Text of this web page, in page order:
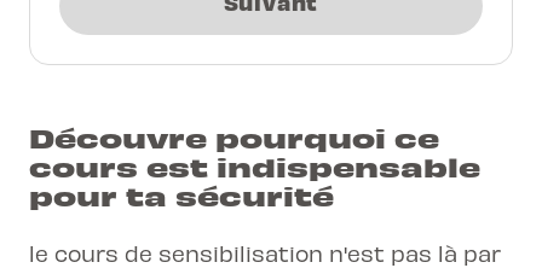
Découvre pourquoi ce
cours est indispensable
pour ta sécurité
le cours de sensibilisation n'est pas là par